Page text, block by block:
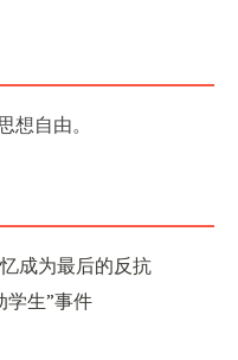
想自由。
成为最后的反抗
学生”事件